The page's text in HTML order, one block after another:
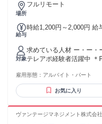
場所
フルリモート
給与
時給1,200円～2,000円 給
対象
求めている人材 ー・ー・
テレアポ経験者活躍中 ＊
ールセンターや営業、 テレアポなど発信業務経験者は大歓
迎！ ー・ー・ー・ー・ー
における注意事項＞ ご
ポートもしますので 安心
雇用形態： アルバイト・パート
お気に入り
ヴァンテージマネジメント株式会社